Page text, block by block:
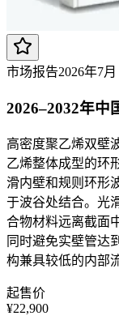
市场报告2026年7月
2026–2032年中
高密度聚乙烯双壁
乙烯整体成型的环
滑内壁和规则环形
于波谷处结合。光
合物材料远离截面
同时避免实壁管达
构兼具较低的内部
起售价
¥22,900